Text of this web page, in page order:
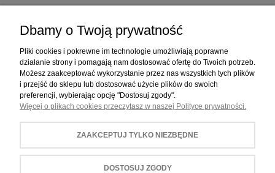
ZAKUPY
POMOC
MOJE KONTO
INFORMACJE
Dbamy o Twoją prywatność
Pliki cookies i pokrewne im technologie umożliwiają poprawne
działanie strony i pomagają nam dostosować ofertę do Twoich potrzeb.
Możesz zaakceptować wykorzystanie przez nas wszystkich tych plików
i przejść do sklepu lub dostosować użycie plików do swoich
preferencji, wybierając opcję "Dostosuj zgody".
Więcej o plikach cookies przeczytasz w naszej Polityce prywatności.
ZAAKCEPTUJ TYLKO NIEZBĘDNE
DOSTOSUJ ZGODY